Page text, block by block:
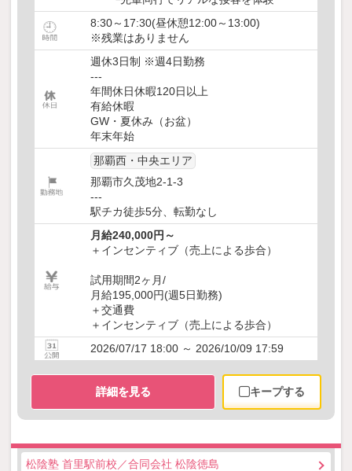
8:30～17:30(昼休憩12:00～13:00)
※残業はありません
週休3日制 ※週4日勤務
---
年間休日休暇120日以上
有給休暇
GW・夏休み（お盆）
年末年始
那覇西・中央エリア
那覇市久茂地2-1-3
---
駅チカ徒歩5分、転勤なし
月給240,000円～
＋インセンティブ（売上による歩合）
試用期間2ヶ月/
月給195,000円(週5日勤務)
＋交通費
＋インセンティブ（売上による歩合）
2026/07/17 18:00 ～ 2026/10/09 17:59
詳細を見る キープする
松陰塾 首里駅前校／合同会社 松陰徳島